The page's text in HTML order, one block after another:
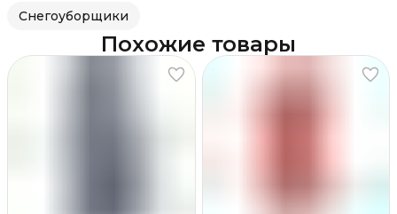
Снегоуборщики
Похожие товары